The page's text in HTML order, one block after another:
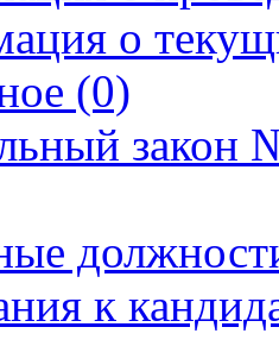
о
(0)
закон
к